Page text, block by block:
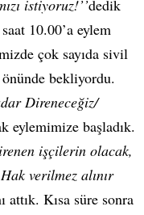
istiyoruz!’’dedik
10.00’a eylem
çok sayıda sivil
bekliyordu.
Direneceğiz/
eylemimize başladık.
işçilerin olacak,
verilmez alınır
attık. Kısa süre sonra